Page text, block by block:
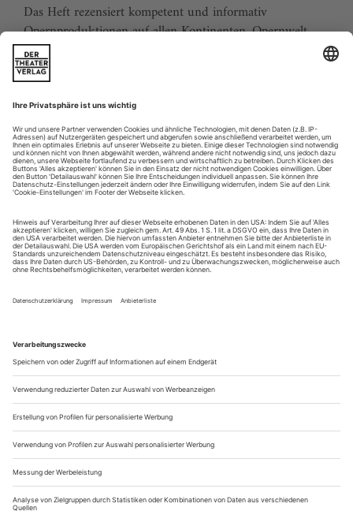
Das Heft rezensiert kompetent und informativ
Opernproduktionen auf allen Kontinenten. Opernwelt
zeigt die Welt hinter der Bühne, befragt die Macher und
verfolgt die Kulturpolitik. Große Themenblöcke
behandeln die Geschichte der Oper, bedeutende
Komponisten und die interessantesten Aspekte des
internationalen Musiklebens. Die Premierenvorschau
animiert zu Opernreisen in alle Welt.
Sie erhalten Zugang zum Online-Archiv von Opernwelt
und können sowohl das aktuelle ePaper als auch das
ePaper-Archiv über Ihren Account auf www.der-
theaterverlag.de einsehen. Zugang zur App auf Anfrage.
Das Abonnement hat eine Laufzeit von einem Monat und
verlängert sich jeweils um einen weiteren Monat, sofern
es nicht vom Kunden auf der Seite „Mein Konto/Meine
Bestellungen“ auf www.der-theaterverlag.de gekündigt
in Kraft.
Aus steuerlichen Gründen abweichende Preise für Käufe
außerhalb Deutschlands (Endpreis vor Auslösen der Bestellung
ersichtlich)
9,99 €